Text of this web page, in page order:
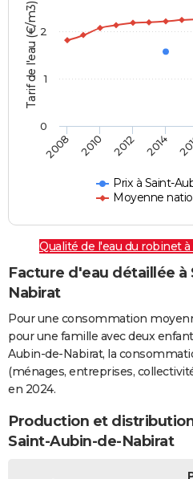
Tarif de l'eau (€/m3)
Prix à Saint-
Moyenne
2008 2010 2012 2014
1
2
0
Qualité de l'eau du robinet
Facture d'eau détaillée à
Nabirat
Pour une consommation
pour une famille avec deux
Aubin-de-Nabirat, la
(ménages, entreprises,
en 2024.
Production et
Saint-Aubin-de-Nabirat